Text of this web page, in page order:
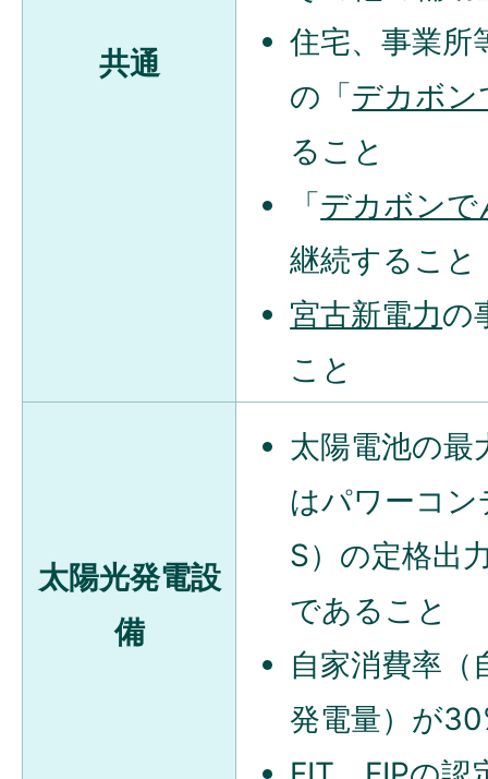
共通
住宅、事業所
の「デカボン
ること
「デカボンで
継続すること
宮古新電力の
こと
太陽光発電設
備
太陽電池の最
はパワーコ
S）の定格出
であること
自家消費率（
発電量）が